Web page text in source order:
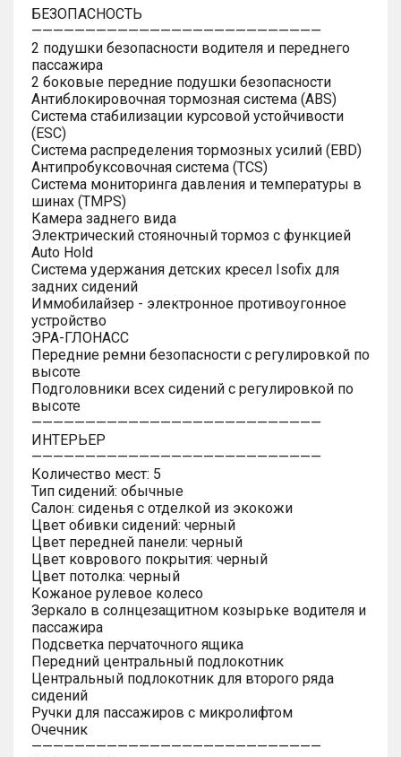
БЕЗОПАСНОСТЬ
———————————————————————————
2 подушки безопасности водителя и переднего
пассажира
2 боковые передние подушки безопасности
Антиблокировочная тормозная система (ABS)
Система стабилизации курсовой устойчивости
(ESC)
Система распределения тормозных усилий (EBD)
Антипробуксовочная система (TCS)
Система мониторинга давления и температуры в
шинах (TMPS)
Камера заднего вида
Электрический стояночный тормоз с функцией
Auto Hold
Система удержания детских кресел Isofix для
задних сидений
Иммобилайзер - электронное противоугонное
устройство
ЭРА-ГЛОНАСС
Передние ремни безопасности с регулировкой по
высоте
Подголовники всех сидений с регулировкой по
высоте
———————————————————————————
ИНТЕРЬЕР
———————————————————————————
Количество мест: 5
Тип сидений: обычные
Салон: сиденья с отделкой из экокожи
Цвет обивки сидений: черный
Цвет передней панели: черный
Цвет коврового покрытия: черный
Цвет потолка: черный
Кожаное рулевое колесо
Зеркало в солнцезащитном козырьке водителя и
пассажира
Подсветка перчаточного ящика
Передний центральный подлокотник
Центральный подлокотник для второго ряда
сидений
Ручки для пассажиров с микролифтом
Очечник
———————————————————————————